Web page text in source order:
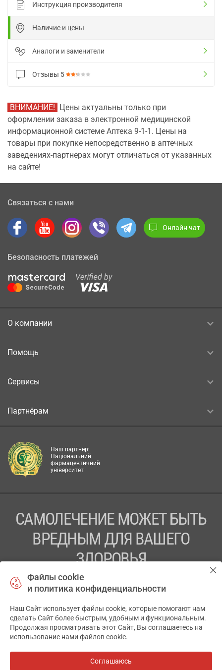
Инструкция производителя
Наличие и цены
Аналоги и заменители
Отзывы 5
ВНИМАНИЕ! Цены актуальны только при
оформлении заказа в электронной медицинской
информационной системе Аптека 9-1-1. Цены на
товары при покупке непосредственно в аптечных
заведениях-партнерах могут отличаться от указанных
на сайте!
Связаться с нами
Онлайн чат
Безопасность платежей
О компании
Помощь
Сервисы
Партнёрам
Наш партнер:
Національний
фармацевтичний
університет
САМОЛЕЧЕНИЕ МОЖЕТ БЫТЬ
ВРЕДНЫМ ДЛЯ ВАШЕГО
ЗДОРОВЬЯ
ПЕРЕД ПРИМЕНЕНИЕМ ПРЕПАРАТА
ПРОКОНСУЛЬТИРУЙТЕСЬ С ВРАЧОМ
ТОВ «АПТЕКА 911.ЮА» Код ЄДРПОУ 43631965.
Отказ от ответственности
АПТЕКА911.ЮА
Файлы cookie
и политика конфиденциальности
Наш Сайт использует файлы cookie, которые помогают нам
сделать Сайт более быстрым, удобным и функциональным.
Продолжая просматривать этот Сайт, Вы соглашаетесь на
использование нами файлов cookie.
Соглашаюсь
✕